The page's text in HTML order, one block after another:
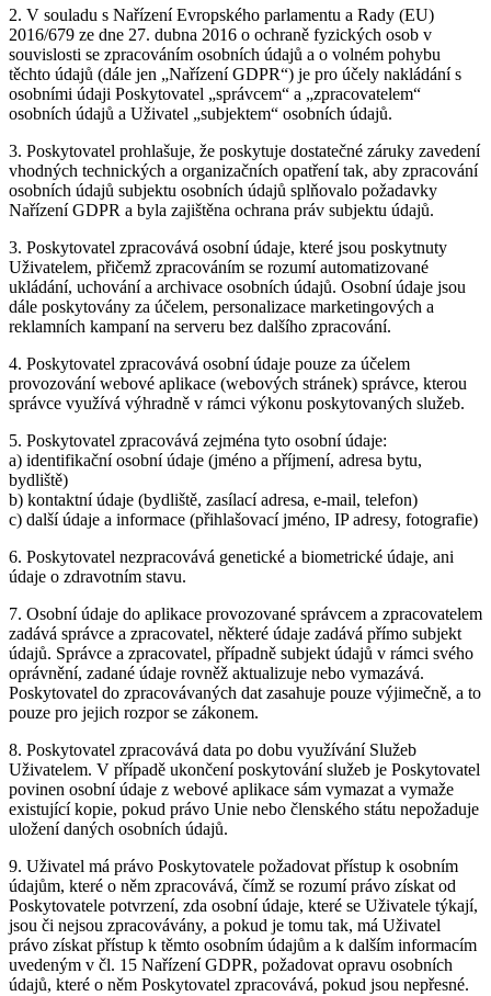
2. V souladu s Nařízení Evropského parlamentu a Rady (EU)
2016/679 ze dne 27. dubna 2016 o ochraně fyzických osob v
souvislosti se zpracováním osobních údajů a o volném pohybu
těchto údajů (dále jen „Nařízení GDPR“) je pro účely nakládání s
osobními údaji Poskytovatel „správcem“ a „zpracovatelem“
osobních údajů a Uživatel „subjektem“ osobních údajů.
3. Poskytovatel prohlašuje, že poskytuje dostatečné záruky zavedení
vhodných technických a organizačních opatření tak, aby zpracování
osobních údajů subjektu osobních údajů splňovalo požadavky
Nařízení GDPR a byla zajištěna ochrana práv subjektu údajů.
3. Poskytovatel zpracovává osobní údaje, které jsou poskytnuty
Uživatelem, přičemž zpracováním se rozumí automatizované
ukládání, uchování a archivace osobních údajů. Osobní údaje jsou
dále poskytovány za účelem, personalizace marketingových a
reklamních kampaní na serveru bez dalšího zpracování.
4. Poskytovatel zpracovává osobní údaje pouze za účelem
provozování webové aplikace (webových stránek) správce, kterou
správce využívá výhradně v rámci výkonu poskytovaných služeb.
5. Poskytovatel zpracovává zejména tyto osobní údaje:
a) identifikační osobní údaje (jméno a příjmení, adresa bytu,
bydliště)
b) kontaktní údaje (bydliště, zasílací adresa, e-mail, telefon)
c) další údaje a informace (přihlašovací jméno, IP adresy, fotografie)
6. Poskytovatel nezpracovává genetické a biometrické údaje, ani
údaje o zdravotním stavu.
7. Osobní údaje do aplikace provozované správcem a zpracovatelem
zadává správce a zpracovatel, některé údaje zadává přímo subjekt
údajů. Správce a zpracovatel, případně subjekt údajů v rámci svého
oprávnění, zadané údaje rovněž aktualizuje nebo vymazává.
Poskytovatel do zpracovávaných dat zasahuje pouze výjimečně, a to
pouze pro jejich rozpor se zákonem.
8. Poskytovatel zpracovává data po dobu využívání Služeb
Uživatelem. V případě ukončení poskytování služeb je Poskytovatel
povinen osobní údaje z webové aplikace sám vymazat a vymaže
existující kopie, pokud právo Unie nebo členského státu nepožaduje
uložení daných osobních údajů.
9. Uživatel má právo Poskytovatele požadovat přístup k osobním
údajům, které o něm zpracovává, čímž se rozumí právo získat od
Poskytovatele potvrzení, zda osobní údaje, které se Uživatele týkají,
jsou či nejsou zpracovávány, a pokud je tomu tak, má Uživatel
právo získat přístup k těmto osobním údajům a k dalším informacím
uvedeným v čl. 15 Nařízení GDPR, požadovat opravu osobních
údajů, které o něm Poskytovatel zpracovává, pokud jsou nepřesné.